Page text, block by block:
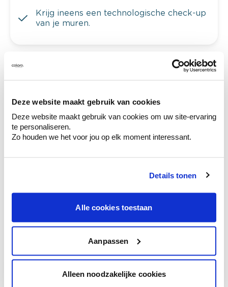
Deze website maakt gebruik van cookies
Deze website maakt gebruik van cookies om uw site-ervaring
te personaliseren.
Zo houden we het voor jou op elk moment interessant.
Details tonen
Alle cookies toestaan
Aanpassen
Alleen noodzakelijke cookies
Krijg ineens een technologische check-up
van je muren.
kleurenselectie.
Bekijk er de bijhorende tinten om je kleur
te verfijnen.
Deze stijlen zijn misschien ook iets voor jou